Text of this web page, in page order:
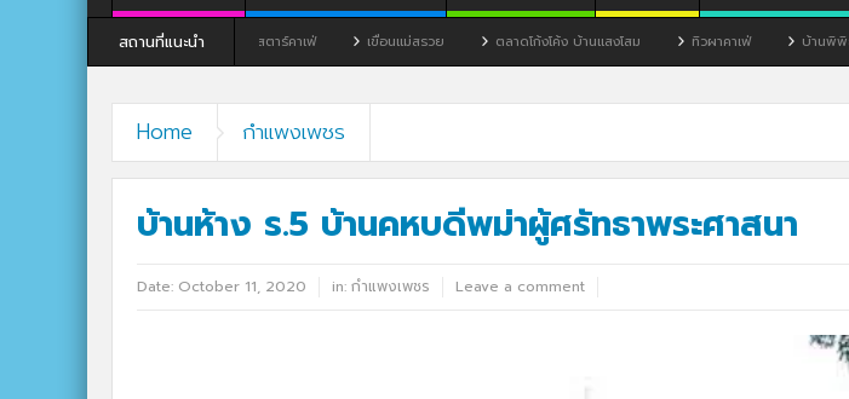
สถานที่แนะนำ
านอาหาร By แม่แฝด สตาร์คาเฟ่ เขื่อนแม่สรวย ตลาดโก้งโค้ง บ้านแสงโสม ทิวผาคาเฟ่ บ้านพิพิธภัณฑ์ไทดำ
Home กำแพงเพชร
บ้านห้าง ร.5 บ้านคหบดีพม่าผู้ศรัทธาพระศาสนา
Date: October 11, 2020 in: กำแพงเพชร Leave a comment